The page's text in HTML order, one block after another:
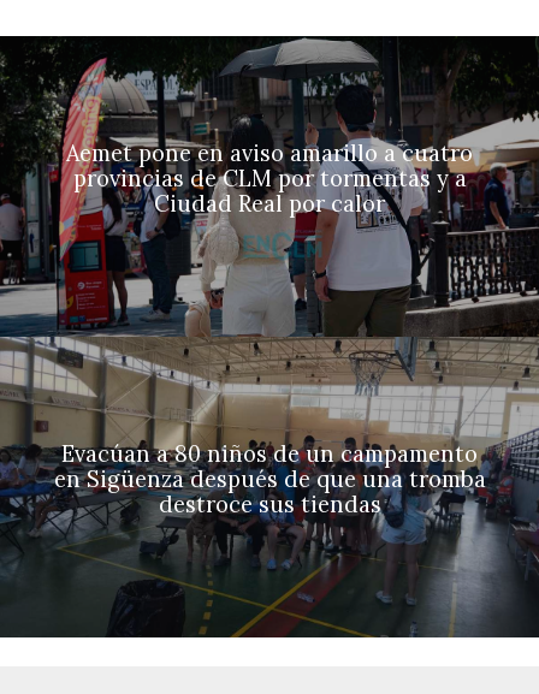
Aemet pone en aviso amarillo a cuatro
provincias de CLM por tormentas y a
Ciudad Real por calor
Evacúan a 80 niños de un campamento
en Sigüenza después de que una tromba
destroce sus tiendas